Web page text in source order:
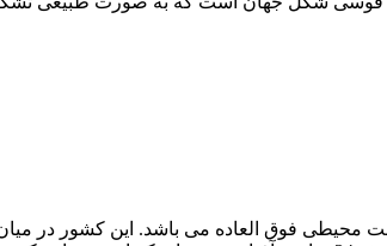
محیطی فوق العاده می باشد. این کشور در